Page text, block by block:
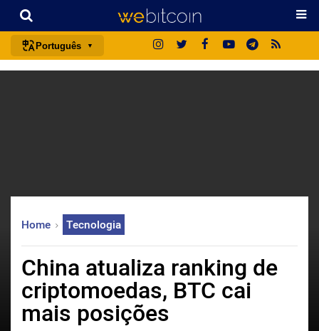
Português
中文
한국어
العربية
ไทย
Home Tecnologia
China atualiza ranking de
criptomoedas, BTC cai
mais posições